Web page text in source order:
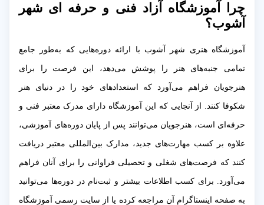
چرا آموزشگاه آزاد فنی و حرفه ای شهر
آشوب؟
آموزشگاه هنری شهر آشوب با ارائه دوره‌هایی که به‌طور جامع
تمامی جنبه‌های هنر را پوشش می‌دهد، این فرصت را برای
هنرجویان فراهم می‌آورد که استعدادهای خود را در دنیای هنر
شکوفا کنند. از آنجایی که این آموزشگاه دارای مدرک معتبر فنی و
حرفه‌ای است، هنرجویان می‌توانند پس از پایان دوره‌های آموزشی،
علاوه بر کسب مهارت‌های جدید، مدارک بین‌المللی معتبر دریافت
کنند که فرصت‌های شغلی و تحصیلی فراوانی را برای آنان فراهم
می‌آورد. برای کسب اطلاعات بیشتر و ثبت‌نام در دوره‌ها می‌توانید
به صفحه اینستاگرام آن مراجعه کرده یا از سایت رسمی آموزشگاه